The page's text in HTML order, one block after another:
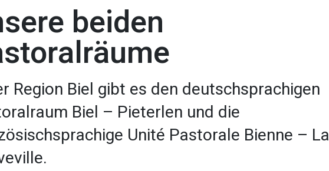
beiden
Region Biel gibt es den deutschsprachigen
Biel – Pieterlen und die
Unité Pastorale Bienne – La